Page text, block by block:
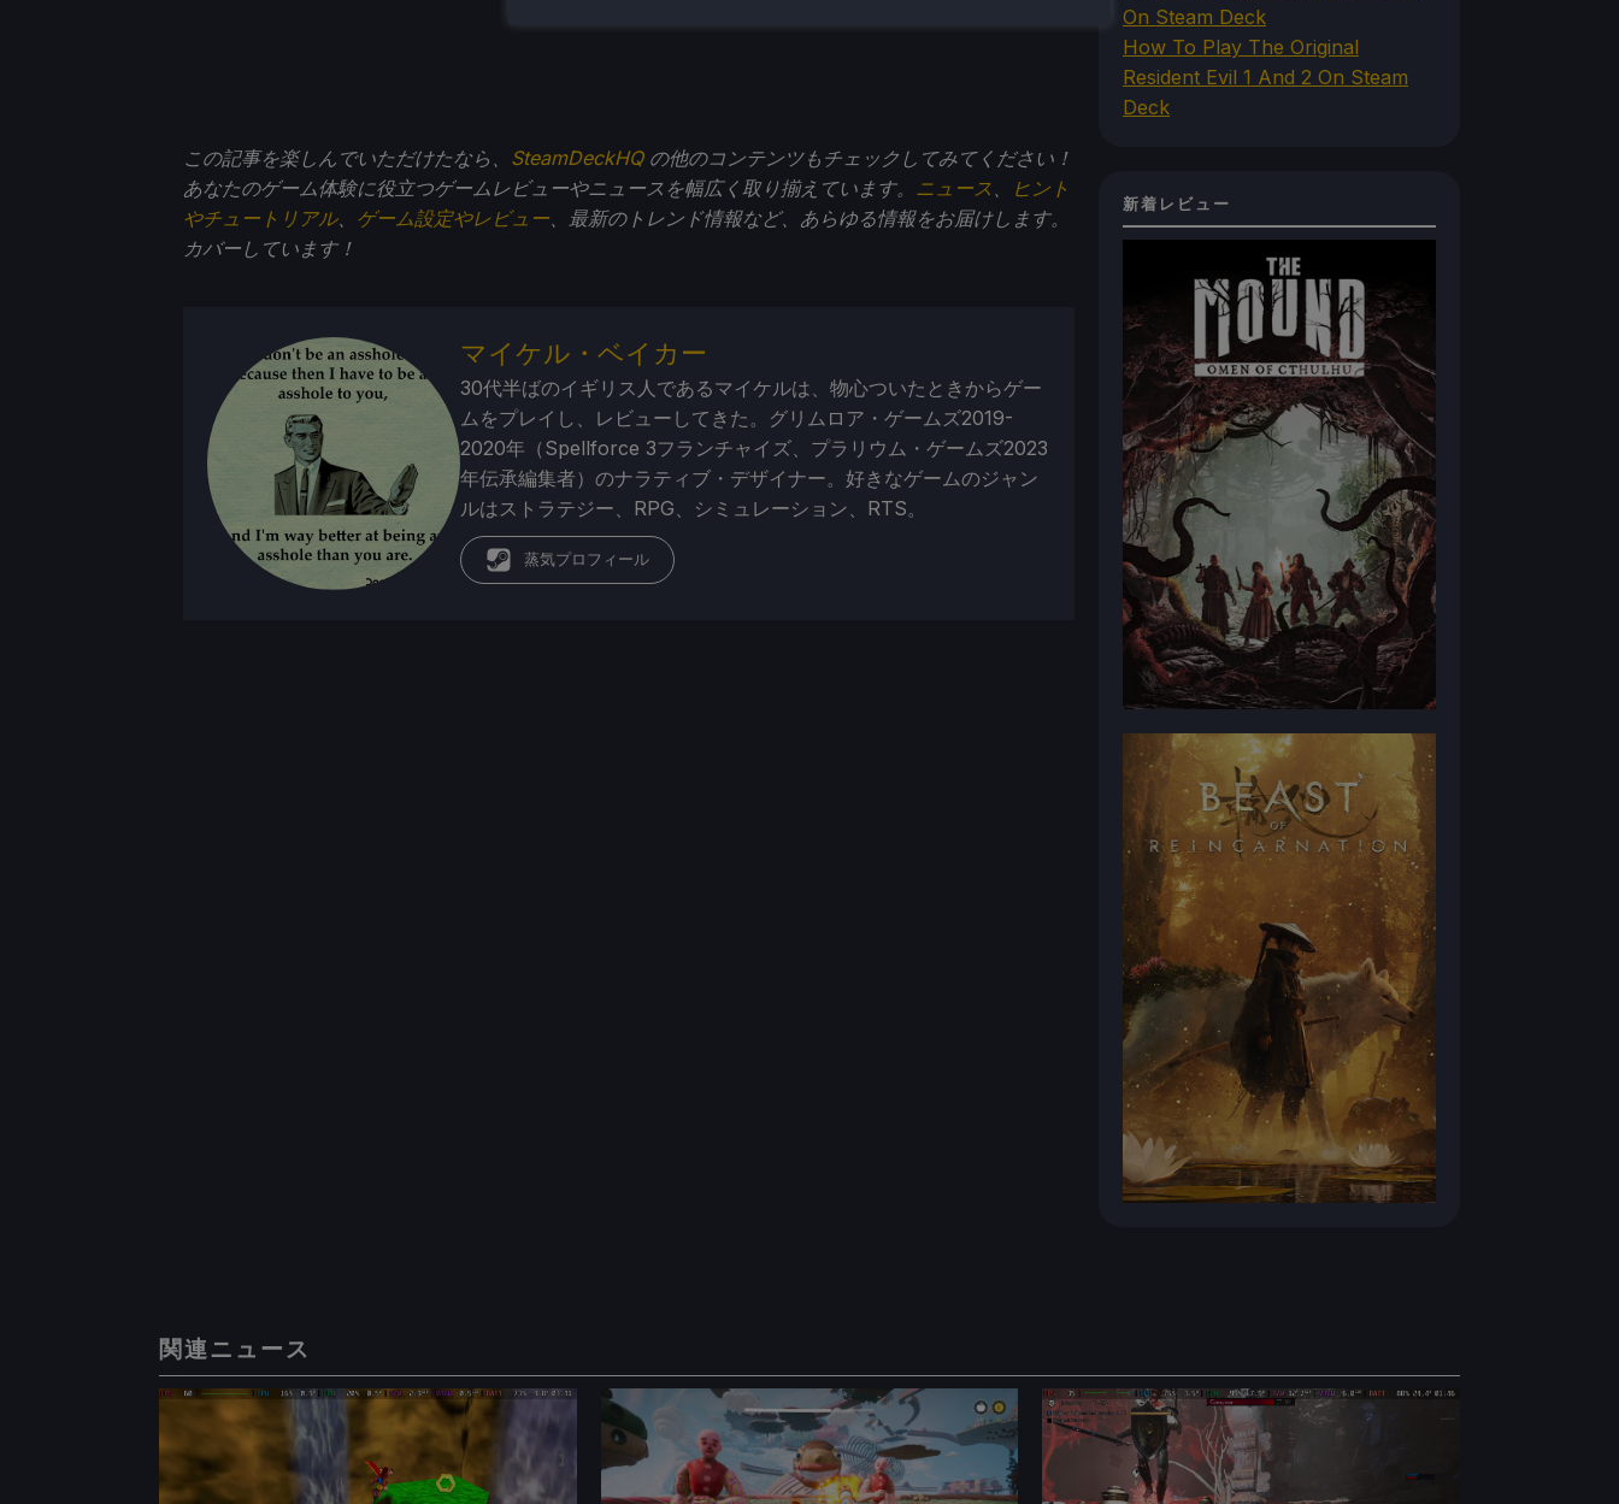
この記事を楽しんでいただけたなら、 SteamDeckHQの他のコンテンツもチェックしてみてください！
あなたのゲーム体験に役立つゲームレビューやニュースを幅広く取り揃えています。 ニュース 、
ヒント
やチュートリアル、 ゲーム設定やレビュー、最新のトレンド情報など、あらゆる情報をお届けします。
カバーしています！
マイケル・ベイカー
30代半ばのイギリス人であるマイケルは、物心ついたときからゲー
ムをプレイし、レビューしてきた。グリムロア・ゲームズ2019-
2020年（Spellforce 3フランチャイズ、プラリウム・ゲームズ2023
年伝承編集者）のナラティブ・デザイナー。好きなゲームのジャン
ルはストラテジー、RPG、シミュレーション、RTS。
蒸気プロフィール
On Steam Deck
How To Play The Original
Resident Evil 1 And 2 On Steam
Deck
新着レビュー
関連ニュース